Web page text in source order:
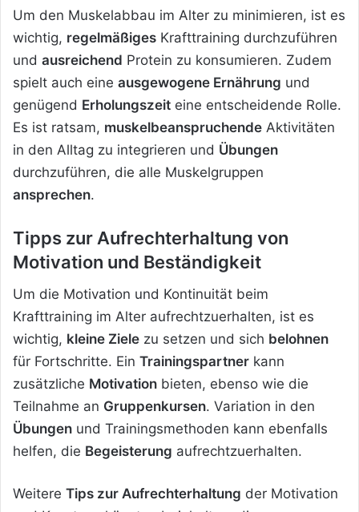
Um den Muskelabbau im Alter zu minimieren, ist es
wichtig, regelmäßiges Krafttraining durchzuführen
und ausreichend Protein zu konsumieren. Zudem
spielt auch eine ausgewogene Ernährung und
genügend Erholungszeit eine entscheidende Rolle.
Es ist ratsam, muskelbeanspruchende Aktivitäten
in den Alltag zu integrieren und Übungen
durchzuführen, die alle Muskelgruppen
ansprechen.
Tipps zur Aufrechterhaltung von
Motivation und Beständigkeit
Um die Motivation und Kontinuität beim
Krafttraining im Alter aufrechtzuerhalten, ist es
wichtig, kleine Ziele zu setzen und sich belohnen
für Fortschritte. Ein Trainingspartner kann
zusätzliche Motivation bieten, ebenso wie die
Teilnahme an Gruppenkursen. Variation in den
Übungen und Trainingsmethoden kann ebenfalls
helfen, die Begeisterung aufrechtzuerhalten.
Weitere Tips zur Aufrechterhaltung der Motivation